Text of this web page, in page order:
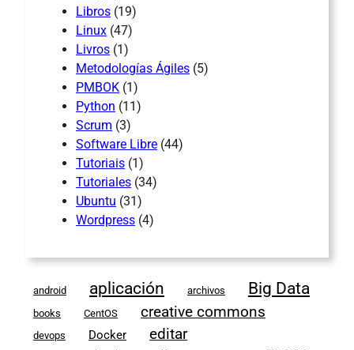
Libros (19)
Linux (47)
Livros (1)
Metodologías Ágiles (5)
PMBOK (1)
Python (11)
Scrum (3)
Software Libre (44)
Tutoriais (1)
Tutoriales (34)
Ubuntu (31)
Wordpress (4)
android aplicación archivos Big Data
books CentOS creative commons
devops Docker
editar